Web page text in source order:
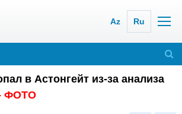
Az Ru
в Астонгейт из-за анализа
ФОТО